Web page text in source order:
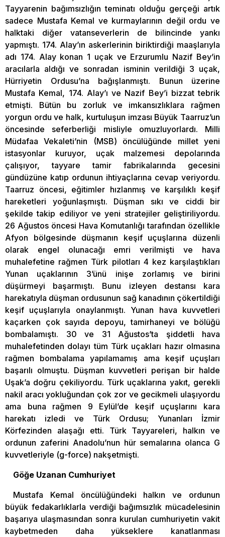
Tayyarenin bağımsızlığın teminatı olduğu gerçeği artık
sadece Mustafa Kemal ve kurmaylarının değil ordu ve
halktaki diğer vatanseverlerin de bilincinde yankı
yapmıştı. 174. Alay’ın askerlerinin biriktirdiği maaşlarıyla
adı 174. Alay konan 1 uçak ve Erzurumlu Nazif Bey’in
aracılarla aldığı ve sonradan isminin verildiği 3 uçak,
Hürriyetin Ordusu’na bağışlanmıştı. Bunun üzerine
Mustafa Kemal, 174. Alay’ı ve Nazif Bey’i bizzat tebrik
etmişti. Bütün bu zorluk ve imkansızlıklara rağmen
yorgun ordu ve halk, kurtuluşun imzası Büyük Taarruz’un
öncesinde seferberliği misliyle omuzluyorlardı. Milli
Müdafaa Vekaleti’nin (MSB) öncülüğünde millet yeni
istasyonlar kuruyor, uçak malzemesi depolarında
çalışıyor, tayyare tamir fabrikalarında gecesini
gündüzüne katıp ordunun ihtiyaçlarına cevap veriyordu.
Taarruz öncesi, eğitimler hızlanmış ve karşılıklı keşif
hareketleri yoğunlaşmıştı. Düşman sıkı ve ciddi bir
şekilde takip ediliyor ve yeni stratejiler geliştiriliyordu.
26 Ağustos öncesi Hava Komutanlığı tarafından özellikle
Afyon bölgesinde düşmanın keşif uçuşlarına düzenli
olarak engel olunacağı emri verilmişti ve hava
muhalefetine rağmen Türk pilotları 4 kez karşılaştıkları
Yunan uçaklarının 3’ünü inişe zorlamış ve birini
düşürmeyi başarmıştı. Bunu izleyen destansı kara
harekatıyla düşman ordusunun sağ kanadının çökertildiği
keşif uçuşlarıyla onaylanmıştı. Yunan hava kuvvetleri
kaçarken çok sayıda depoyu, tamirhaneyi ve bölüğü
bombalamıştı. 30 ve 31 Ağustos’ta şiddetli hava
muhalefetinden dolayı tüm Türk uçakları hazır olmasına
rağmen bombalama yapılamamış ama keşif uçuşları
başarılı olmuştu. Düşman kuvvetleri perişan bir halde
Uşak’a doğru çekiliyordu. Türk uçaklarına yakıt, gerekli
nakil aracı yokluğundan çok zor ve gecikmeli ulaşıyordu
ama buna rağmen 9 Eylül’de keşif uçuşlarını kara
harekatı izledi ve Türk Ordusu; Yunanları İzmir
Körfezinden alaşağı etti. Türk Tayyareleri, halkın ve
ordunun zaferini Anadolu’nun hür semalarına olanca G
kuvvetleriyle (g-force) nakşetmişti.
Göğe Uzanan Cumhuriyet
Mustafa Kemal öncülüğündeki halkın ve ordunun
büyük fedakarlıklarla verdiği bağımsızlık mücadelesinin
başarıya ulaşmasından sonra kurulan cumhuriyetin vakit
kaybetmeden daha yükseklere kanatlanması